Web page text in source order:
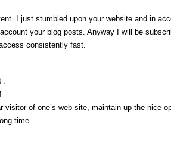
I just stumbled upon your website and in
your blog posts. Anyway I will be
consistently fast.
:
visitor of one’s web site, maintain up the nice
time.